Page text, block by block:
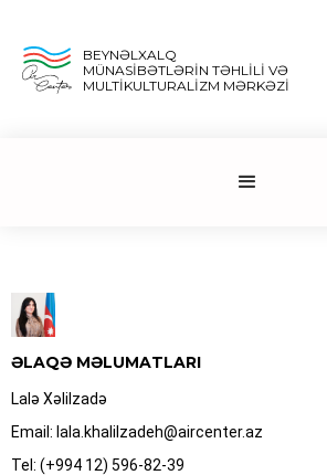
BEYNƏLXALQ
MÜNASİBƏTLƏRİN TƏHLİLİ VƏ
MULTİKULTURALİZM MƏRKƏZİ
ƏLAQƏ MƏLUMATLARI
Lalə Xəlilzadə
Email: lala.khalilzadeh@aircenter.az
Tel: (+994 12) 596-82-39